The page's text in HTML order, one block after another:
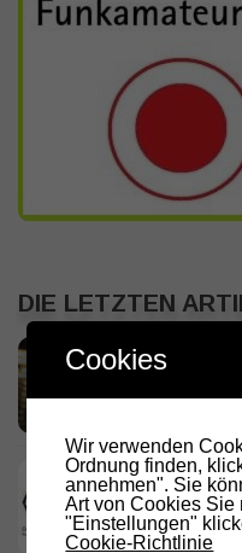
DIE LETZTEN
RADIO
2. AUGUST 2026
2. AUGUST 2026
Cookies
Wir verwenden
Ordnung finden,
annehmen". Sie
Art von Cookies Sie
"Einstellungen"
Cookie-Richtlinie